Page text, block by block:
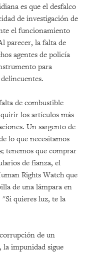
es que el desfalco
de investigación de
el funcionamiento
parecer, la falta de
agentes de policía
para
de combustible
los artículos más
Un sargento de
lo que necesitamos
tenemos que comprar
de fianza, el
Rights Watch que
de una lámpara en
quieres luz, te la
de un
la impunidad sigue